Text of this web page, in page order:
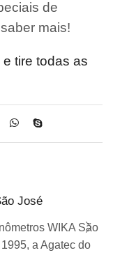
de
mais!
tire todas as
José
WIKA São
a Agatec do